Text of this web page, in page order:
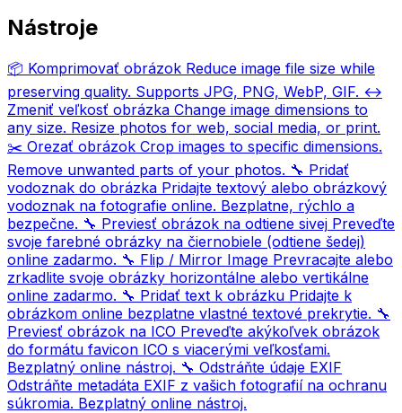
Nástroje
📦 Komprimovať obrázok Reduce image file size while
preserving quality. Supports JPG, PNG, WebP, GIF. ↔️
Zmeniť veľkosť obrázka Change image dimensions to
any size. Resize photos for web, social media, or print.
✂️ Orezať obrázok Crop images to specific dimensions.
Remove unwanted parts of your photos. 🔧 Pridať
vodoznak do obrázka Pridajte textový alebo obrázkový
vodoznak na fotografie online. Bezplatne, rýchlo a
bezpečne. 🔧 Previesť obrázok na odtiene sivej Preveďte
svoje farebné obrázky na čiernobiele (odtiene šedej)
online zadarmo. 🔧 Flip / Mirror Image Prevracajte alebo
zrkadlite svoje obrázky horizontálne alebo vertikálne
online zadarmo. 🔧 Pridať text k obrázku Pridajte k
obrázkom online bezplatne vlastné textové prekrytie. 🔧
Previesť obrázok na ICO Preveďte akýkoľvek obrázok
do formátu favicon ICO s viacerými veľkosťami.
Bezplatný online nástroj. 🔧 Odstráňte údaje EXIF
Odstráňte metadáta EXIF ​​z vašich fotografií na ochranu
súkromia. Bezplatný online nástroj.